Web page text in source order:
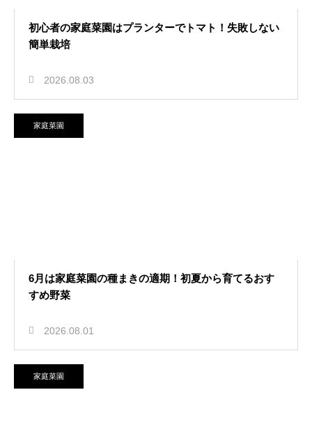
初心者の家庭菜園はプランターでトマト！失敗しない
簡単栽培
2026.08.03
家庭菜園
6月は家庭菜園の種まきの適期！初夏から育てるおす
すめ野菜
2026.08.01
家庭菜園